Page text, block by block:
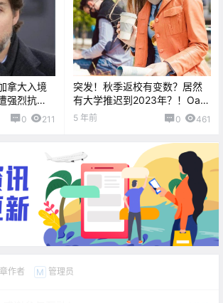
拿大入境
强烈抗
律...0 211
突发！秋季返校有变数？居然
有大学推迟到2023年？！Oak
Bay高中爆发疫情感染...
5 年前 0 461
作者 M 管理员